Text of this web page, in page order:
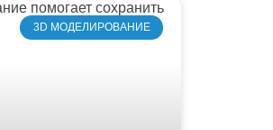
3D МОДЕЛИРОВАНИЕ